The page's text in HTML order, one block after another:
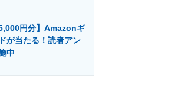
5,000円分】Amazonギ
が当たる！読者アン
中